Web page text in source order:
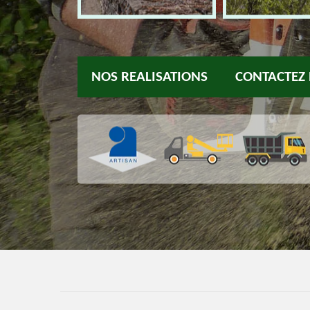
NOS REALISATIONS